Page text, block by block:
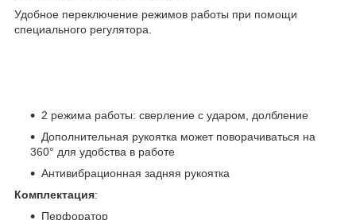
Удобное переключение режимов работы при помощи
специального регулятора.
2 режима работы: сверление с ударом, долбление
Дополнительная рукоятка может поворачиваться на
360° для удобства в работе
Антивибрационная задняя рукоятка
Комплектация:
Перфоратор